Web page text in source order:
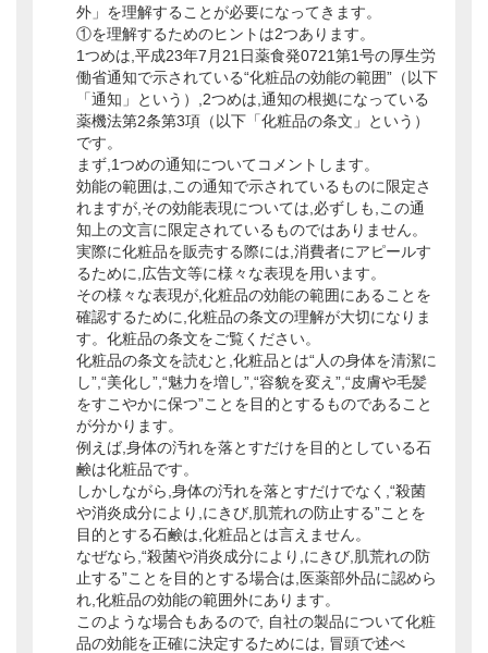
外」を理解することが必要になってきます。
①を理解するためのヒントは2つあります。
1つめは,平成23年7月21日薬食発0721第1号の厚生労
働省通知で示されている“化粧品の効能の範囲”（以下
「通知」という）,2つめは,通知の根拠になっている
薬機法第2条第3項（以下「化粧品の条文」という）
です。
まず,1つめの通知についてコメントします。
効能の範囲は,この通知で示されているものに限定さ
れますが,その効能表現については,必ずしも,この通
知上の文言に限定されているものではありません。
実際に化粧品を販売する際には,消費者にアピールす
るために,広告文等に様々な表現を用います。
その様々な表現が,化粧品の効能の範囲にあることを
確認するために,化粧品の条文の理解が大切になりま
す。化粧品の条文をご覧ください。
化粧品の条文を読むと,化粧品とは“人の身体を清潔に
し”,“美化し”,“魅力を増し”,“容貌を変え”,“皮膚や毛髪
をすこやかに保つ”ことを目的とするものであること
が分かります。
例えば,身体の汚れを落とすだけを目的としている石
鹸は化粧品です。
しかしながら,身体の汚れを落とすだけでなく,“殺菌
や消炎成分により,にきび,肌荒れの防止する”ことを
目的とする石鹸は,化粧品とは言えません。
なぜなら,“殺菌や消炎成分により,にきび,肌荒れの防
止する”ことを目的とする場合は,医薬部外品に認めら
れ,化粧品の効能の範囲外にあります。
このような場合もあるので, 自社の製品について化粧
品の効能を正確に決定するためには, 冒頭で述べ